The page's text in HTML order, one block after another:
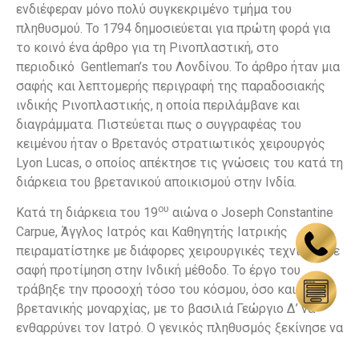
ενδιέφεραν μόνο πολύ συγκεκριμένο τμήμα του
πληθυσμού. Το 1794 δημοσιεύεται για πρώτη φορά για
το κοινό ένα άρθρο για τη Ρινοπλαστική, στο
περιοδικό Gentleman’s του Λονδίνου. Το άρθρο ήταν μια
σαφής και λεπτομερής περιγραφή της παραδοσιακής
ινδικής Ρινοπλαστικής, η οποία περιλάμβανε και
διαγράμματα. Πιστεύεται πως ο συγγραφέας του
κειμένου ήταν ο Βρετανός στρατιωτικός χειρουργός
Lyon Lucas, ο οποίος απέκτησε τις γνώσεις του κατά τη
διάρκεια του βρετανικού αποικισμού στην Ινδία.
Κατά τη διάρκεια του 19ου αιώνα ο Joseph Constantine
Carpue, Άγγλος Ιατρός και Καθηγητής Ιατρικής
πειραματίστηκε με διάφορες χειρουργικές τεχνικές, με
σαφή προτίμηση στην Ινδική μέθοδο. Το έργο του
τράβηξε την προσοχή τόσο του κόσμου, όσο και της
βρετανικής μοναρχίας, με το βασιλιά Γεώργιο Δ’ να
ενθαρρύνει τον Ιατρό. Ο γενικός πληθυσμός ξεκίνησε να